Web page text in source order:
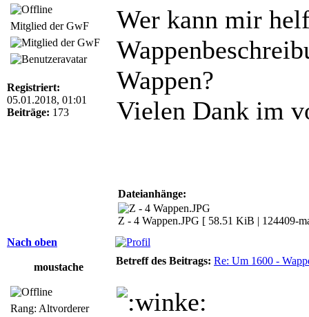
Mitglied der GwF
Registriert:
05.01.2018, 01:01
Beiträge: 173
Wer kann mir
Wappen?
Vielen Dank im
Dateianhänge:
Z - 4 Wappen.JPG [ 58.51 KiB | 124409-
Nach oben
moustache
Betreff des Beitrags: Re: Um 1600 -
Rang: Altvorderer